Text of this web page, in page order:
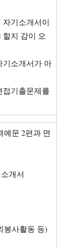
기소개서이
지 감이 오
소개서가 아
기출문제를
예문 2편과 면
개서
봉사활동 등)